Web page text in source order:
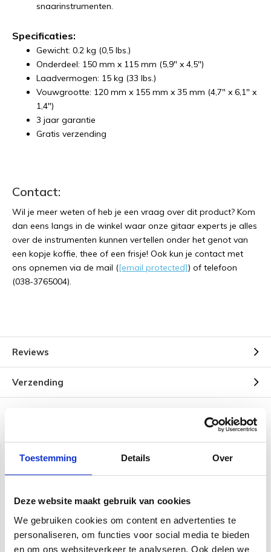
Toestemming Details Over
Deze website maakt gebruik van cookies
We gebruiken cookies om content en advertenties te
personaliseren, om functies voor social media te bieden
en om ons websiteverkeer te analyseren. Ook delen we
snaarinstrumenten.
Specificaties:
Gewicht: 0.2 kg (0,5 lbs.)
Onderdeel: 150 mm x 115 mm (5,9" x 4,5")
Laadvermogen: 15 kg (33 lbs.)
Vouwgrootte: 120 mm x 155 mm x 35 mm (4,7" x 6,1" x
1,4")
3 jaar garantie
Gratis verzending
Contact:
Wil je meer weten of heb je een vraag over dit product? Kom
dan eens langs in de winkel waar onze gitaar experts je alles
over de instrumenten kunnen vertellen onder het genot van
een kopje koffie, thee of een frisje! Ook kun je contact met
ons opnemen via de mail ([email protected]) of telefoon
(038-3765004).
Reviews
Verzending
Hercules HCGS-525B+ Martin & Co | Microfiber